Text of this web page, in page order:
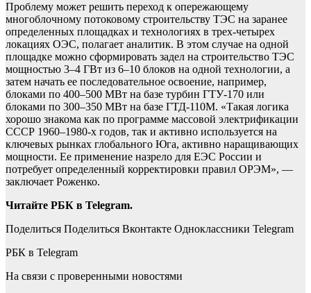
Проблему может решить переход к опережающему
многоблочному потоковому строительству ТЭС на заранее
определенных площадках и технологиях в трех-четырех
локациях ОЭС, полагает аналитик. В этом случае на одной
площадке можно сформировать задел на строительство ТЭС
мощностью 3–4 ГВт из 6–10 блоков на одной технологии, а
затем начать ее последовательное освоение, например,
блоками по 400–500 МВт на базе турбин ГТУ-170 или
блоками по 300–350 МВт на базе ГТД-110М. «Такая логика
хорошо знакома как по программе массовой электрификации
СССР 1960–1980-х годов, так и активно используется на
ключевых рынках глобального Юга, активно наращивающих
мощности. Ее применение назрело для ЕЭС России и
потребует определенный корректировки правил ОРЭМ», —
заключает Роженко.
Читайте РБК в Telegram.
Поделиться Поделиться Вконтакте Одноклассники Telegram
РБК в Telegram
На связи с проверенными новостями